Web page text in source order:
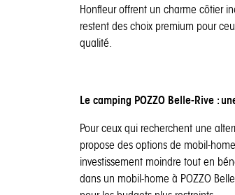
Honfleur offrent un charme côtier
restent des choix premium pour
qualité.
Le camping POZZO Belle-Rive :
Pour ceux qui recherchent une
propose des options de mobil-
investissement moindre tout en
dans un mobil-home à POZZO